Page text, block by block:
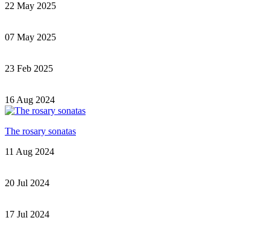
22 May 2025
07 May 2025
23 Feb 2025
16 Aug 2024
The rosary sonatas
11 Aug 2024
20 Jul 2024
17 Jul 2024